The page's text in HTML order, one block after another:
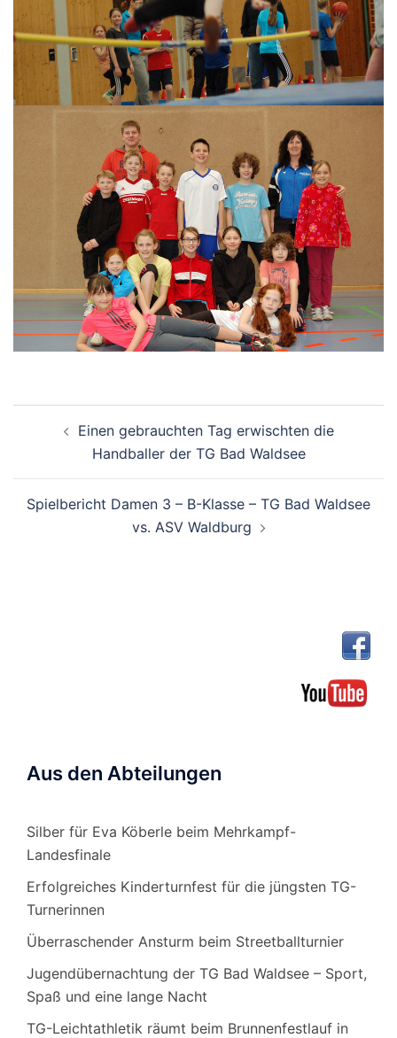
Einen gebrauchten Tag erwischten die
Handballer der TG Bad Waldsee
Spielbericht Damen 3 – B-Klasse – TG Bad Waldsee
vs. ASV Waldburg
Aus den Abteilungen
Silber für Eva Köberle beim Mehrkampf-
Landesfinale
Erfolgreiches Kinderturnfest für die jüngsten TG-
Turnerinnen
Überraschender Ansturm beim Streetballturnier
Jugendübernachtung der TG Bad Waldsee – Sport,
Spaß und eine lange Nacht
TG-Leichtathletik räumt beim Brunnenfestlauf in